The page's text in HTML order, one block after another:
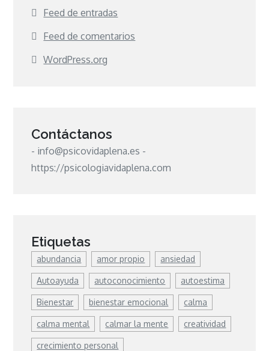
Feed de entradas
Feed de comentarios
WordPress.org
Contáctanos
- info@psicovidaplena.es -
https://psicologiavidaplena.com
Etiquetas
abundancia amor propio ansiedad
Autoayuda autoconocimiento autoestima
Bienestar bienestar emocional calma
calma mental calmar la mente creatividad
crecimiento personal